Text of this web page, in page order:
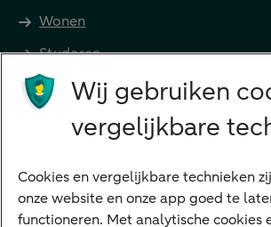
Wonen
Studeren
Preferred Banking
Digitale diensten
Internet Bankieren
Wij gebruiken
vergelijkbare
Cookies en vergelijkbare technieken
onze website en onze app goed te
functioneren. Met analytische cookies